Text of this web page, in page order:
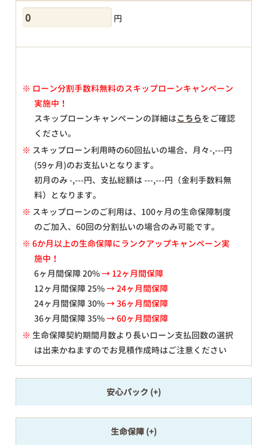
円
※ ローン分割手数料無料のスキップローンキャンペーン
実施中！
スキップローンキャンペーンの詳細はこちらをご確認
ください。
※ スキップローン利用時の60回払いの場合、月々-,---円
(59ヶ月)のお支払いとなります。
初月のみ-,---円、支払総額は---,---円（金利手数料無
料）となります。
※ スキップローンのご利用は、100ヶ月の生命保障制度
のご加入、60回の分割払いの場合のみ可能です。
※ 6か月以上の生命保障にランクアップキャンペーン実
施中！
6ヶ月間保障 20%→ 12ヶ月間保障
12ヶ月間保障 25%→ 24ヶ月間保障
24ヶ月間保障 30%→ 36ヶ月間保障
36ヶ月間保障 35%→ 60ヶ月間保障
※ 生命保障契約期間月数より長いローン支払回数の選択
は出来かねますのでお見積作成時はご注意ください
安心パック
生命保障